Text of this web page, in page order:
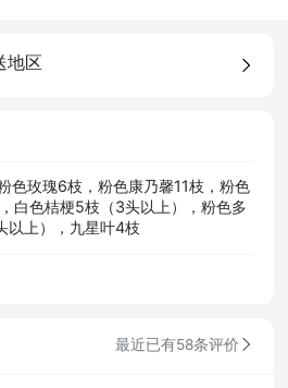
地区
色玫瑰6枝，粉色康乃馨11枝，粉色
白色桔梗5枝（3头以上），粉色多
以上），九星叶4枝
最近已有58条评价